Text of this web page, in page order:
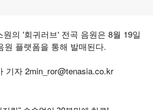
의 '회귀러브' 전곡 음원은 8월 19일
원 플랫폼을 통해 발매된다.
기자 2min_ror@tenasia.co.kr